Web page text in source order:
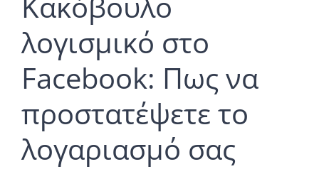
λογισμικό στο
Facebook: Πως να
προστατέψετε το
λογαριασμό σας